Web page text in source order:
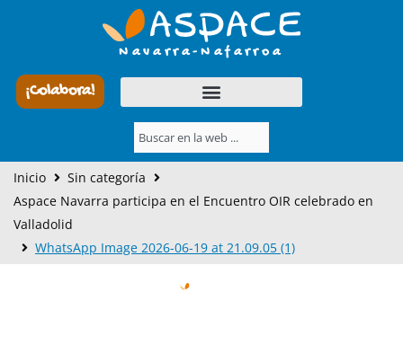
Navarra-Nafarroa
¡Colabora!
Inicio
Sin categoría
Aspace Navarra participa en el Encuentro OIR celebrado en
Valladolid
WhatsApp Image 2026-06-19 at 21.09.05 (1)